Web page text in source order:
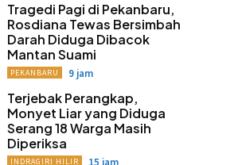
Tragedi Pagi di Pekanbaru,
Rosdiana Tewas Bersimbah
Darah Diduga Dibacok
Mantan Suami
PEKANBARU 9 jam
Terjebak Perangkap,
Monyet Liar yang Diduga
Serang 18 Warga Masih
Diperiksa
INDRAGIRI HILIR 15 jam